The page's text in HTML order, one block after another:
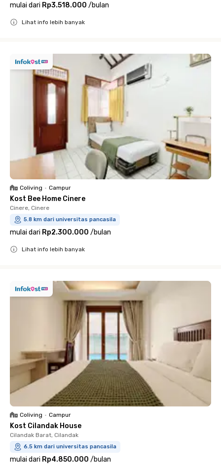
mulai dari Rp3.518.000 /bulan
Lihat info lebih banyak
Coliving • Campur
Kost Bee Home Cinere
Cinere, Cinere
5.8 km dari universitas pancasila
mulai dari Rp2.300.000 /bulan
Lihat info lebih banyak
Coliving • Campur
Kost Cilandak House
Cilandak Barat, Cilandak
6.5 km dari universitas pancasila
mulai dari Rp4.850.000 /bulan